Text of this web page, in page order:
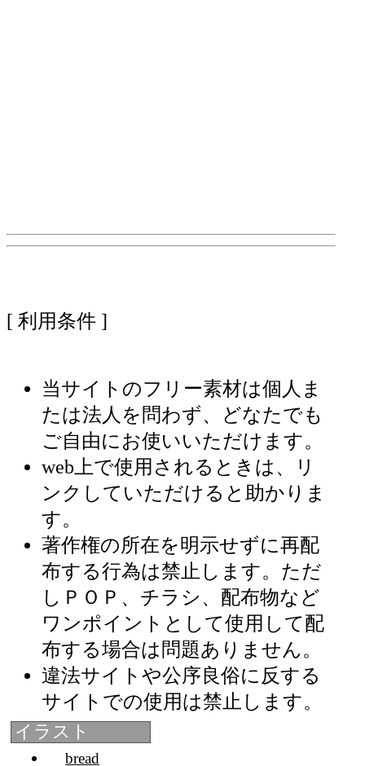
[ 利用条件 ]
当サイトのフリー素材は個人ま
たは法人を問わず、どなたでも
ご自由にお使いいただけます。
web上で使用されるときは、リ
ンクしていただけると助かりま
す。
著作権の所在を明示せずに再配
布する行為は禁止します。ただ
しＰＯＰ、チラシ、配布物など
ワンポイントとして使用して配
布する場合は問題ありません。
違法サイトや公序良俗に反する
サイトでの使用は禁止します。
イラスト
bread